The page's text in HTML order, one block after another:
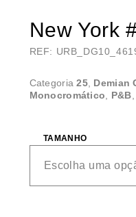
New York
REF:
Categoria25, Demian
Monocromático
P&B
TAMANHO